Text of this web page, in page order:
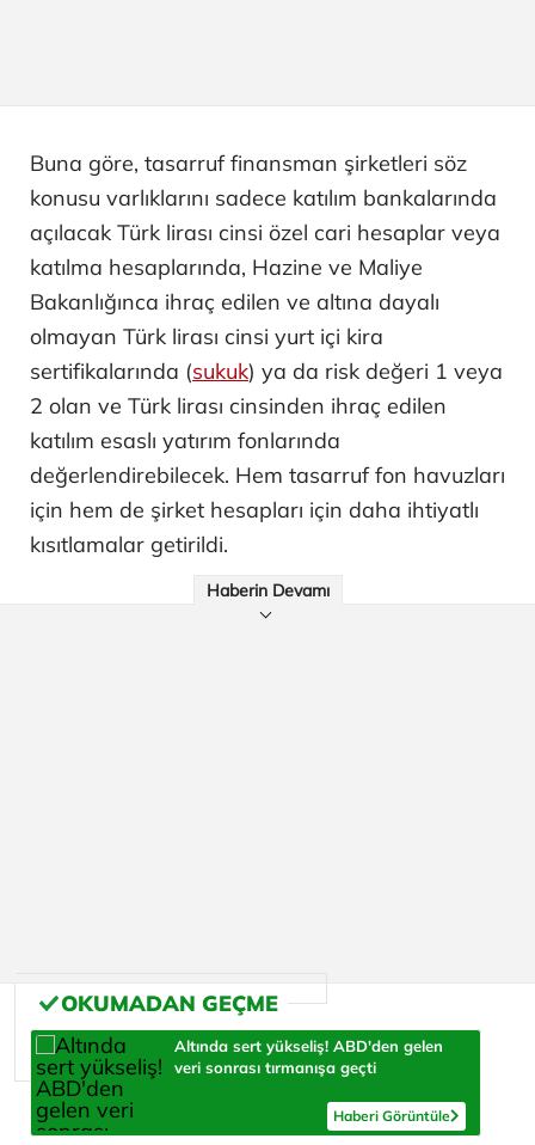
Buna göre, tasarruf finansman şirketleri söz
konusu varlıklarını sadece katılım bankalarında
açılacak Türk lirası cinsi özel cari hesaplar veya
katılma hesaplarında, Hazine ve Maliye
Bakanlığınca ihraç edilen ve altına dayalı
olmayan Türk lirası cinsi yurt içi kira
sertifikalarında (sukuk) ya da risk değeri 1 veya
2 olan ve Türk lirası cinsinden ihraç edilen
katılım esaslı yatırım fonlarında
değerlendirebilecek. Hem tasarruf fon havuzları
için hem de şirket hesapları için daha ihtiyatlı
kısıtlamalar getirildi.
Haberin Devamı
Altında sert yükseliş! ABD'den gelen
veri sonrası tırmanışa geçti
Haberi Görüntüle